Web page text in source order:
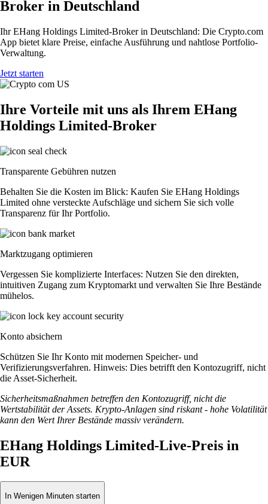
Broker in Deutschland
Ihr EHang Holdings Limited-Broker in Deutschland: Die Crypto.com
App bietet klare Preise, einfache Ausführung und nahtlose Portfolio-
Verwaltung.
Jetzt starten
Ihre Vorteile mit uns als Ihrem EHang
Holdings Limited-Broker
Transparente Gebühren nutzen
Behalten Sie die Kosten im Blick: Kaufen Sie EHang Holdings
Limited ohne versteckte Aufschläge und sichern Sie sich volle
Transparenz für Ihr Portfolio.
Marktzugang optimieren
Vergessen Sie komplizierte Interfaces: Nutzen Sie den direkten,
intuitiven Zugang zum Kryptomarkt und verwalten Sie Ihre Bestände
mühelos.
Konto absichern
Schützen Sie Ihr Konto mit modernen Speicher- und
Verifizierungsverfahren. Hinweis: Dies betrifft den Kontozugriff, nicht
die Asset-Sicherheit.
Sicherheitsmaßnahmen betreffen den Kontozugriff, nicht die
Wertstabilität der Assets. Krypto-Anlagen sind riskant - hohe Volatilität
kann den Wert Ihrer Bestände massiv verändern.
EHang Holdings Limited-Live-Preis in
EUR
In Wenigen Minuten starten